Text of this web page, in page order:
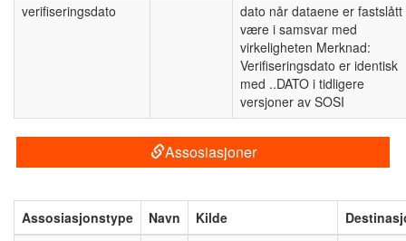
verifiseringsdato
dato når dataene er fastslått
være i samsvar med
virkeligheten Merknad:
Verifiseringsdato er identisk
med ..DATO i tidligere
versjoner av SOSI
Assosiasjoner
Assosiasjonstype Navn Kilde